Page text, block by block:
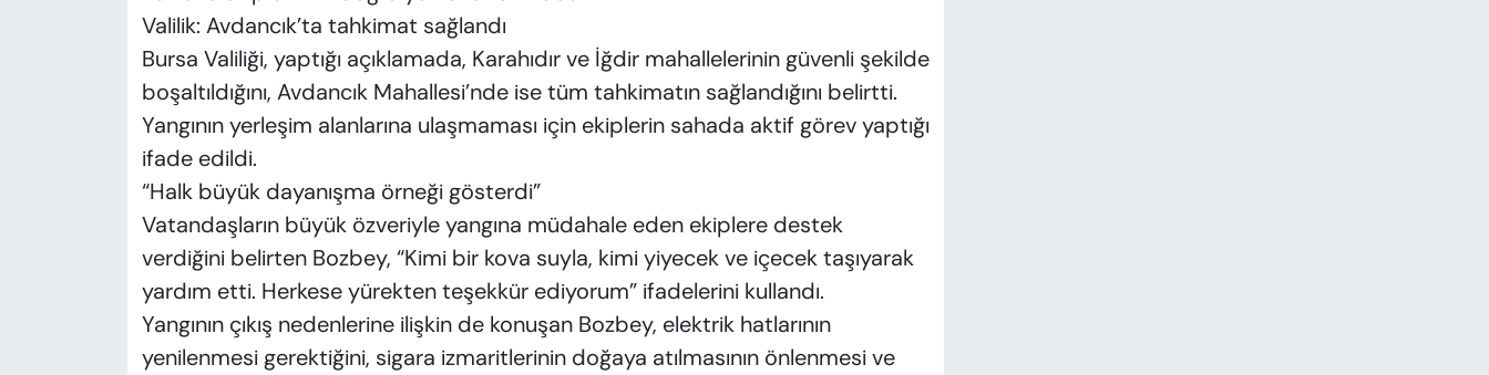
Valilik: Avdancık’ta tahkimat sağlandı
Bursa Valiliği, yaptığı açıklamada, Karahıdır ve İğdir mahallelerinin güvenli şekilde
boşaltıldığını, Avdancık Mahallesi’nde ise tüm tahkimatın sağlandığını belirtti.
Yangının yerleşim alanlarına ulaşmaması için ekiplerin sahada aktif görev yaptığı
ifade edildi.
“Halk büyük dayanışma örneği gösterdi”
Vatandaşların büyük özveriyle yangına müdahale eden ekiplere destek
verdiğini belirten Bozbey, “Kimi bir kova suyla, kimi yiyecek ve içecek taşıyarak
yardım etti. Herkese yürekten teşekkür ediyorum” ifadelerini kullandı.
Yangının çıkış nedenlerine ilişkin de konuşan Bozbey, elektrik hatlarının
yenilenmesi gerektiğini, sigara izmaritlerinin doğaya atılmasının önlenmesi ve